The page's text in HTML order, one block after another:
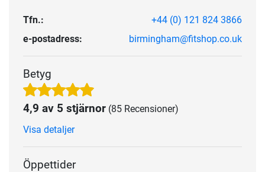
Tfn.:
+44 (0) 121 824 3866
e-postadress:
birmingham@fitshop.co.uk
Betyg
4,9 av 5 stjärnor (85 Recensioner)
Visa detaljer
Öppettider